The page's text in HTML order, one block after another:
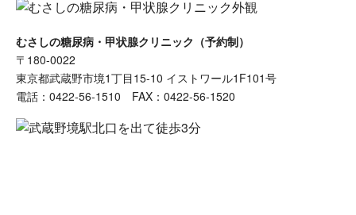
むさしの糖尿病・甲状腺クリニック（予約制）
〒180-0022
東京都武蔵野市境1丁目15-10 イストワール1F101号
電話：0422-56-1510 FAX：0422-56-1520